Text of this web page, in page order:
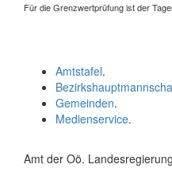
Für die Grenzwertprüfung ist der
Amtstafel.
Gemeinden.
Medienservice.
Amt der Oö.